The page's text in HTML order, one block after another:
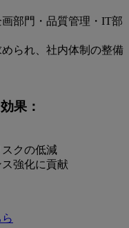
部門・品質管理・IT部
られ、社内体制の整備
果：
スクの低減
強化に貢献